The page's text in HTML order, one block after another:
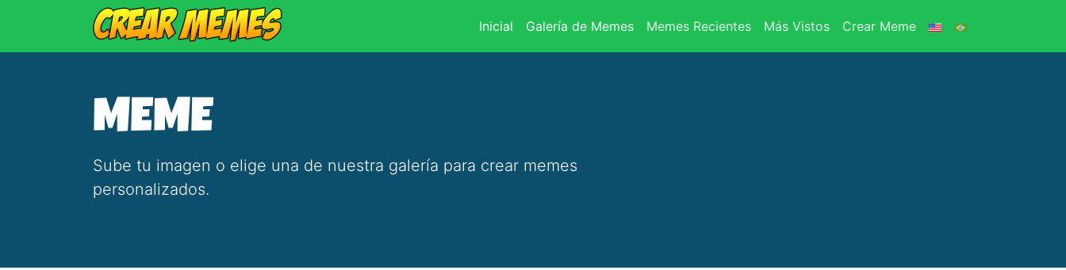
Inicial (current)
Galería de Memes Memes Recientes Más Vistos Crear Meme
MEME
Sube tu imagen o elige una de nuestra galería para crear memes
personalizados.